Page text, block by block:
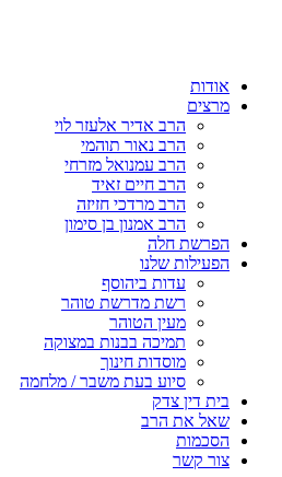
אודות
מרצים
הרב אדיר אלעזר לוי
הרב נאור תוהמי
הרב עמנואל מזרחי
הרב חיים זאיד
הרב מרדכי חזיזה
הרב אמנון בן סימון
הפרשת חלה
הפעילות שלנו
עדות ביהוסף
רשת מדרשת טוהר
מעין הטוהר
תמיכה בבנות במצוקה
מוסדות חינוך
סיוע בעת משבר / מלחמה
בית דין צדק
שאל את הרב
הסכמות
צור קשר